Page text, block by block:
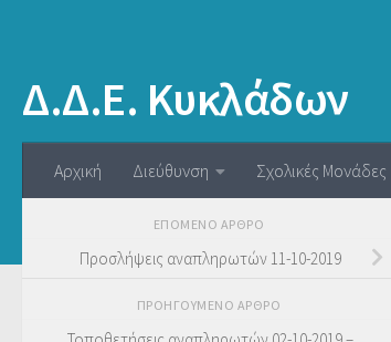
Δ.Δ.Ε. Κυκλάδων
Αρχική Διεύθυνση Σχολικές Μονάδες
ΕΠΌΜΕΝΟ ΆΡΘΡΟ
Προσλήψεις αναπληρωτών 11-10-2019
ΠΡΟΗΓΟΎΜΕΝΟ ΆΡΘΡΟ